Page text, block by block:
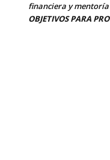
financiera y
OBJETIVOS PARA